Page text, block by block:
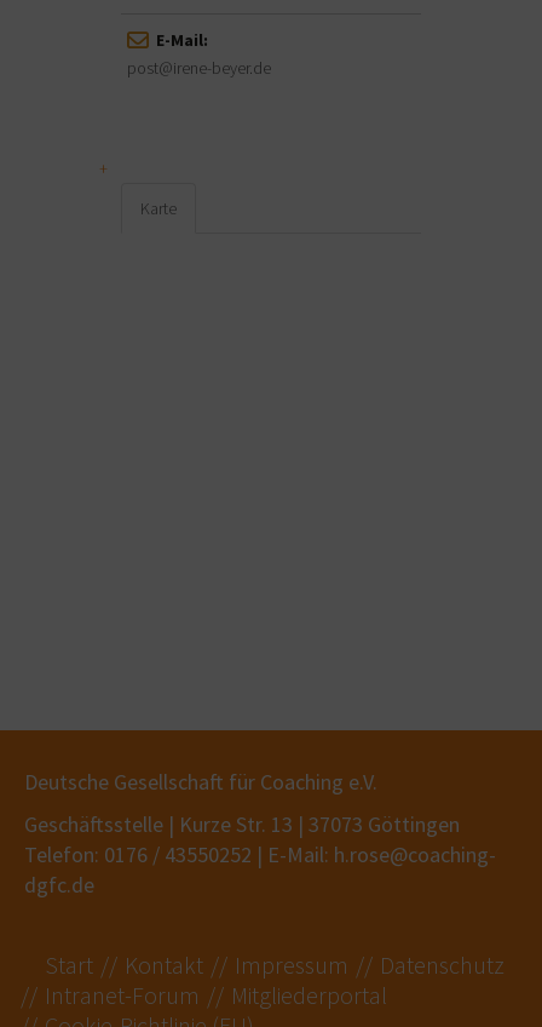
E-Mail:
post@irene-beyer.de
Karte
Deutsche Gesellschaft für Coaching e.V.
Geschäftsstelle | Kurze Str. 13 | 37073 Göttingen
Telefon: 0176 / 43550252 | E-Mail: h.rose@coaching-
dgfc.de
Start Kontakt Impressum
Datenschutz
Intranet-Forum
Mitgliederportal